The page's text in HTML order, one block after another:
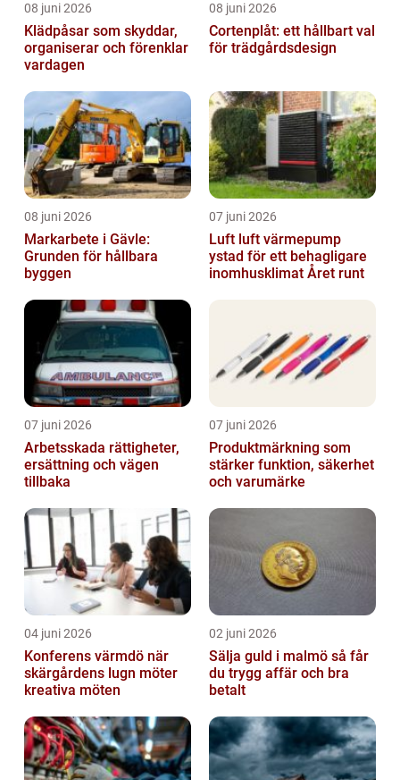
08 juni 2026
Klädpåsar som skyddar,
organiserar och förenklar
vardagen
08 juni 2026
Cortenplåt: ett hållbart val
för trädgårdsdesign
08 juni 2026
Markarbete i Gävle:
Grunden för hållbara
byggen
07 juni 2026
Luft luft värmepump
ystad för ett behagligare
inomhusklimat Året runt
07 juni 2026
Arbetsskada rättigheter,
ersättning och vägen
tillbaka
07 juni 2026
Produktmärkning som
stärker funktion, säkerhet
och varumärke
04 juni 2026
Konferens värmdö när
skärgårdens lugn möter
kreativa möten
02 juni 2026
Sälja guld i malmö så får
du trygg affär och bra
betalt